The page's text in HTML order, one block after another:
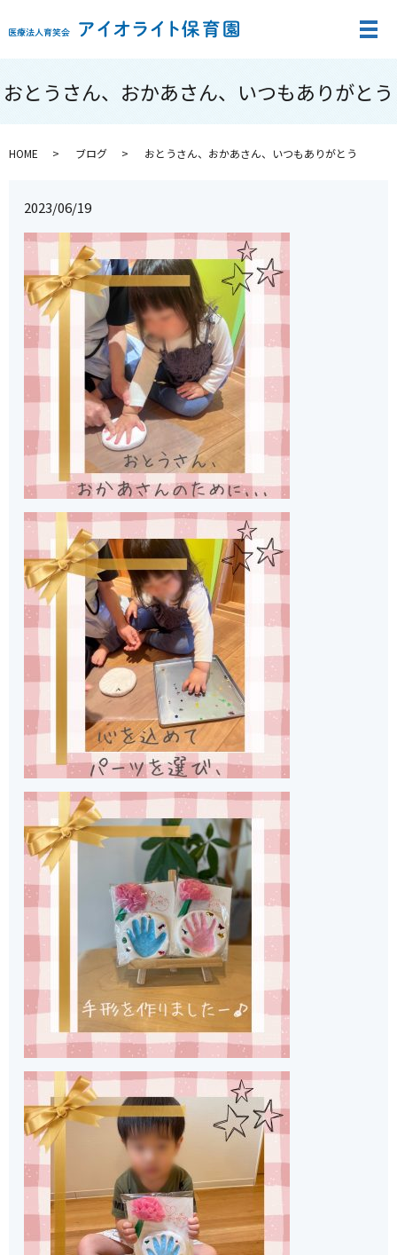
メ
おとうさん、おかあさん、いつもありがとう
HOME ブログ おとうさん、おかあさん、いつもありがとう
2023/06/19